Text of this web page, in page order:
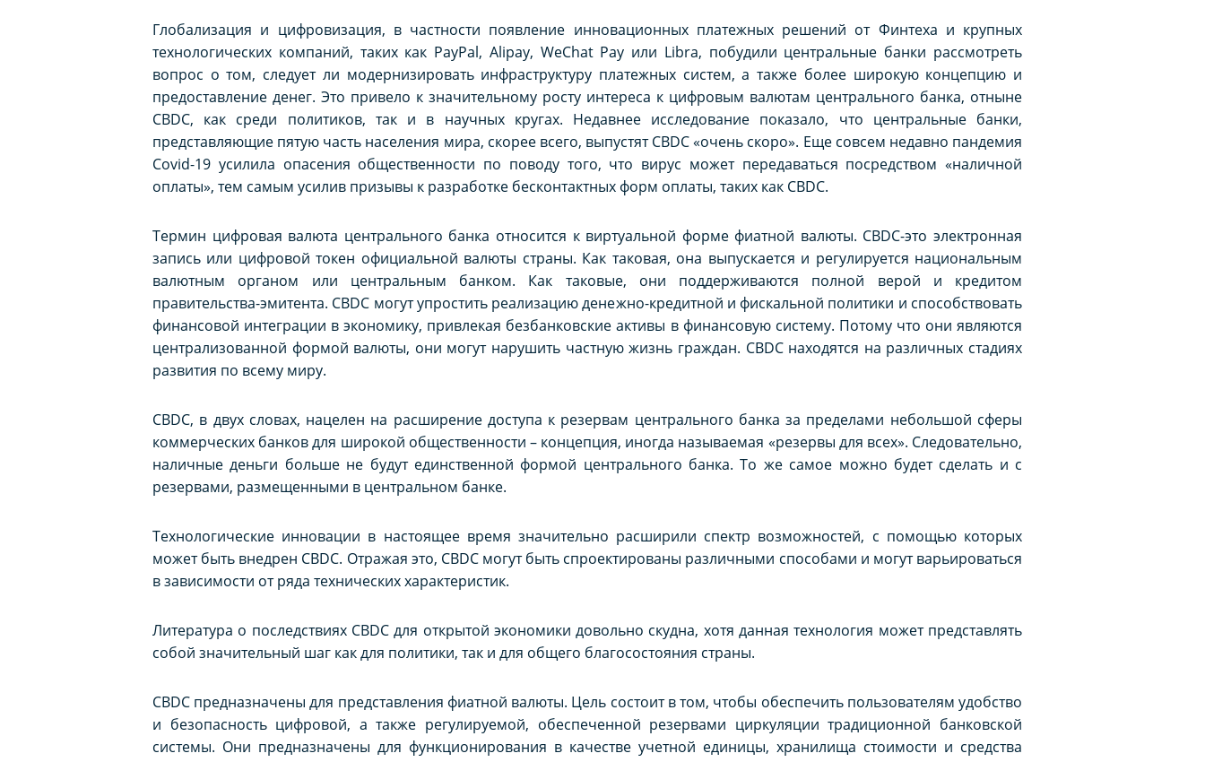
Глобализация и цифровизация, в частности появление инновационных платежных решений от Финтеха и крупных
технологических компаний, таких как PayPal, Alipay, WeChat Pay или Libra, побудили центральные банки рассмотреть
вопрос о том, следует ли модернизировать инфраструктуру платежных систем, а также более широкую концепцию и
предоставление денег. Это привело к значительному росту интереса к цифровым валютам центрального банка, отныне
CBDC, как среди политиков, так и в научных кругах. Недавнее исследование показало, что центральные банки,
представляющие пятую часть населения мира, скорее всего, выпустят CBDC «очень скоро». Еще совсем недавно пандемия
Covid-19 усилила опасения общественности по поводу того, что вирус может передаваться посредством «наличной
оплаты», тем самым усилив призывы к разработке бесконтактных форм оплаты, таких как CBDC.
Термин цифровая валюта центрального банка относится к виртуальной форме фиатной валюты. CBDC-это электронная
запись или цифровой токен официальной валюты страны. Как таковая, она выпускается и регулируется национальным
валютным органом или центральным банком. Как таковые, они поддерживаются полной верой и кредитом
правительства-эмитента. CBDC могут упростить реализацию денежно-кредитной и фискальной политики и способствовать
финансовой интеграции в экономику, привлекая безбанковские активы в финансовую систему. Потому что они являются
централизованной формой валюты, они могут нарушить частную жизнь граждан. CBDC находятся на различных стадиях
развития по всему миру.
CBDC, в двух словах, нацелен на расширение доступа к резервам центрального банка за пределами небольшой сферы
коммерческих банков для широкой общественности – концепция, иногда называемая «резервы для всех». Следовательно,
наличные деньги больше не будут единственной формой центрального банка. То же самое можно будет сделать и с
резервами, размещенными в центральном банке.
Технологические инновации в настоящее время значительно расширили спектр возможностей, с помощью которых
может быть внедрен CBDC. Отражая это, CBDC могут быть спроектированы различными способами и могут варьироваться
в зависимости от ряда технических характеристик.
Литература о последствиях CBDC для открытой экономики довольно скудна, хотя данная технология может представлять
собой значительный шаг как для политики, так и для общего благосостояния страны.
CBDC предназначены для представления фиатной валюты. Цель состоит в том, чтобы обеспечить пользователям удобство
и безопасность цифровой, а также регулируемой, обеспеченной резервами циркуляции традиционной банковской
системы. Они предназначены для функционирования в качестве учетной единицы, хранилища стоимости и средства